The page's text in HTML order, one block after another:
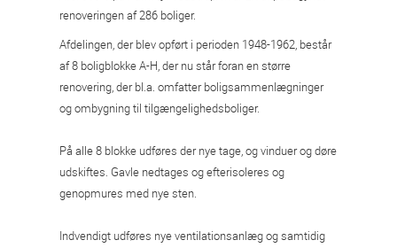
renoveringen af 286 boliger.
Afdelingen, der blev opført i perioden 1948-1962, består
af 8 boligblokke A-H, der nu står foran en større
renovering, der bl.a. omfatter boligsammenlægninger
og ombygning til tilgængelighedsboliger.
På alle 8 blokke udføres der nye tage, og vinduer og døre
udskiftes. Gavle nedtages og efterisoleres og
genopmures med nye sten.
Indvendigt udføres nye ventilationsanlæg og samtidig